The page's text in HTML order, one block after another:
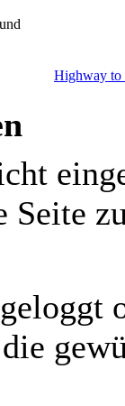
Highway to
Seite